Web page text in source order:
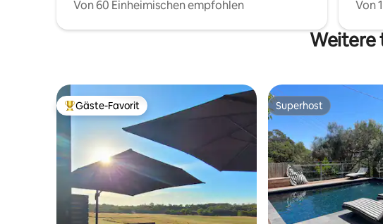
Von 60 Einheimischen empfohlen
Von
Weitere
Beliebter Gäste-Favorit.
Gäste-Favorit Superhost
Superhost